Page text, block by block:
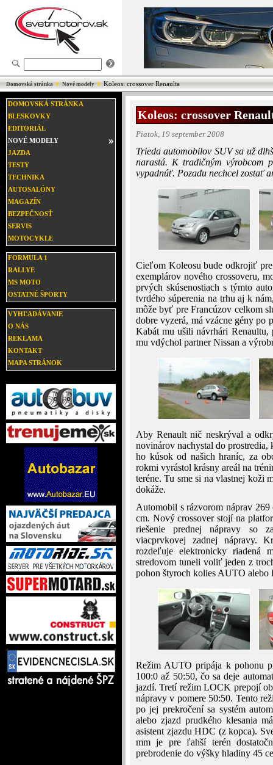
Domovská stránka Nové modely Koleos: crossover Renaulta
DOMOVSKÁ STRÁNKA
BLESKOVKY
EDITORIÁL
NOVÉ MODELY
JAZDA
TESTY
TECHNIKA
AUTOSALÓNY
MAGAZÍN
BEZPEČNOSŤ
SERVIS
MOTOCYKLE
FORMULA 1
RALLYE
MS MOTO
OSTATNÉ ŠPORTY
VYHĽADÁVANIE
O NÁS
REKLAMA
KONTAKT
MAPA STRÁNOK
Koleos: crossover
Piatok, 19 september 2008
Trieda automobilov SUV sa už
narastá. K tradičným výrobcom
vypadnúť. Pozadu nechcel zostať
Cieľom Koleosu bude odkrojiť
exemplárov nového crossoveru,
prvých skúsenostiach s týmto
tvrdého súperenia na trhu aj k
môže byť pre Francúzov celkom
dobre vyzerá, má vzácne gény po
Kabát mu ušili návrhári
mu vdýchol partner Nissan a
Aby Renault nič neskrýval a
novinárov nachystal do
ho kúsok od našich hraníc, za
rokmi vyrástol krásny areál na
teréne. Tu sme si na vlastnej koži
dokáže.
Automobil s rázvorom náprav
cm. Nový crossover stojí na
riešenie prednej nápravy so
viacprvkovej zadnej nápravy.
rozdeľuje elektronicky riadená
stredovom tuneli voliť jeden z
pohon štyroch kolies AUTO
Režim AUTO pripája k pohonu
100:0 až 50:50, čo sa deje
jazdí. Tretí režim LOCK prepojí
nápravy v pomere 50:50. Tento
po jej prekročení sa systém
alebo zjazd prudkého klesania
asistent zjazdu HDC (z kopca).
mm je pre ľahší terén
prebrodenie do výšky hladiny 45